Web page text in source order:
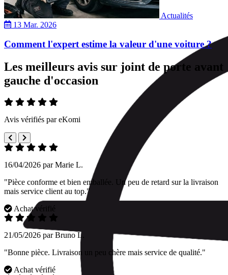
Actualités
13 Mar. 2026
Comment l'expert estime la valeur d'une voiture ?
Les meilleurs avis sur joint de porte avant
gauche d'occasion
Avis vérifiés par eKomi
16/04/2026 par Marie L.
"Pièce conforme et bien emballée. Un peu de retard sur la livraison
mais service client au top."
Achat vérifié
21/05/2026 par Bruno L.
"Bonne pièce. Livraison un peu chère mais service de qualité."
Achat vérifié